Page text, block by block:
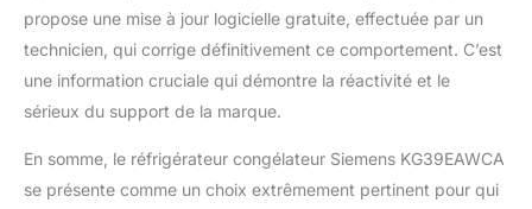
propose une mise à jour logicielle gratuite, effectuée par un
technicien, qui corrige définitivement ce comportement. C’est
une information cruciale qui démontre la réactivité et le
sérieux du support de la marque.
En somme, le réfrigérateur congélateur Siemens KG39EAWCA
se présente comme un choix extrêmement pertinent pour qui